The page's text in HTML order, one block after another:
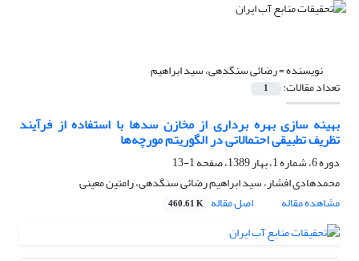
نویسنده =رضائی سنگدهی، سید ابراهیم
تعداد مقالات: 1
بهینه سازی بهره برداری از مخازن سدها با استفاده از فرآیند
تظریف تطبیقی احتمالاتی در الگوریتم مورچه‌ها
دوره 6، شماره 1، بهار 1389، صفحه
1-13
محمدهادی افشار، سید ابراهیم رضائی سنگدهی، رامتین معینی
مشاهده مقاله
اصل مقاله 460.61 K